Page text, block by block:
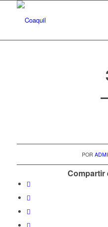
POR
Compartir